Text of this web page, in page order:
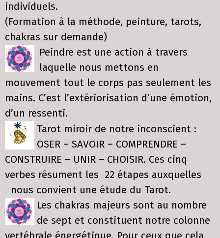
individuels.
(Formation à la méthode, peinture, tarots,
chakras sur demande)
Peindre est une action à travers
laquelle nous mettons en
mouvement tout le corps pas seulement les
mains. C’est l’extériorisation d’une émotion,
d’un ressenti.
Tarot miroir de notre inconscient :
OSER – SAVOIR – COMPRENDRE –
CONSTRUIRE – UNIR – CHOISIR. Ces cinq
verbes résument les 22 étapes auxquelles
nous convient une étude du Tarot.
Les chakras majeurs sont au nombre
de sept et constituent notre colonne